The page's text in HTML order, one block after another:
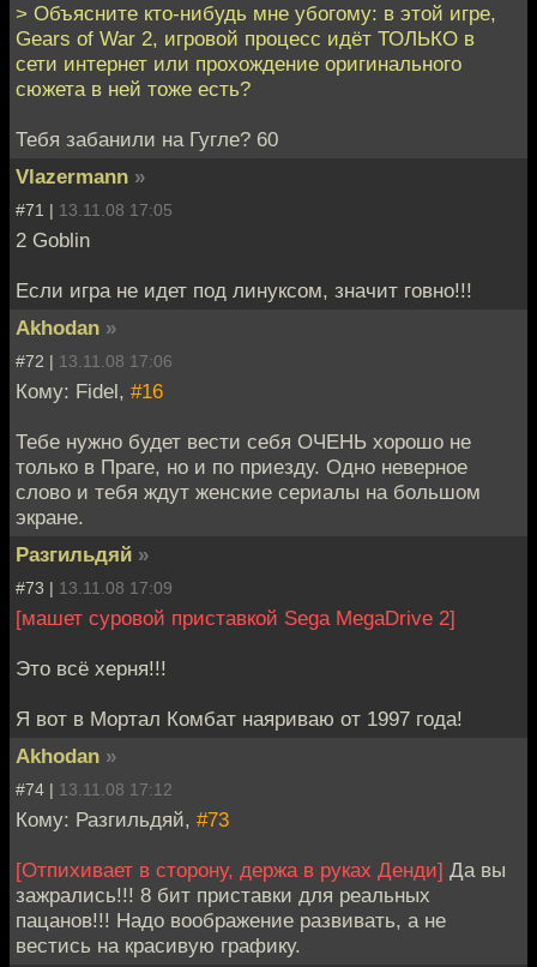
> Объясните кто-нибудь мне убогому: в этой игре,
Gears of War 2, игровой процесс идёт ТОЛЬКО в
сети интернет или прохождение оригинального
сюжета в ней тоже есть?
Тебя забанили на Гугле? 60
Vlazermann »
#71 | 13.11.08 17:05
2 Goblin
Если игра не идет под линуксом, значит говно!!!
Akhodan »
#72 | 13.11.08 17:06
Кому: Fidel, #16
Тебе нужно будет вести себя ОЧЕНЬ хорошо не
только в Праге, но и по приезду. Одно неверное
слово и тебя ждут женские сериалы на большом
экране.
Разгильдяй »
#73 | 13.11.08 17:09
[машет суровой приставкой Sega MegaDrive 2]
Это всё херня!!!
Я вот в Мортал Комбат наяриваю от 1997 года!
Akhodan »
#74 | 13.11.08 17:12
Кому: Разгильдяй, #73
[Отпихивает в сторону, держа в руках Денди] Да вы
зажрались!!! 8 бит приставки для реальных
пацанов!!! Надо воображение развивать, а не
вестись на красивую графику.